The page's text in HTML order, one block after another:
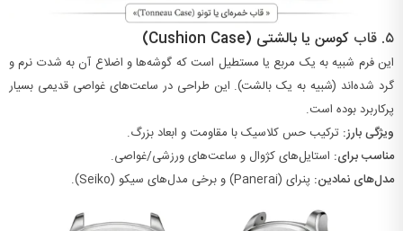
۵. قاب کوسن یا بالشتی (Cushion Case)
این فرم شبیه به یک مربع یا مستطیل است که گوشه‌ها و اضلاع آن به شدت نرم و
گرد شده‌اند (شبیه به یک بالشت). این طراحی در ساعت‌های غواصی قدیمی بسیار
پرکاربرد بوده است.
ویژگی بارز: ترکیب حس کلاسیک با مقاومت و ابعاد بزرگ.
مناسب برای: استایل‌های کژوال و ساعت‌های ورزشی/غواصی.
مدل‌های نمادین: پنرای (Panerai) و برخی مدل‌های سیکو (Seiko).